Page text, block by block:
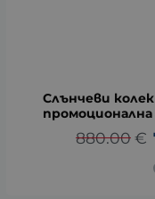
Слънчеви
880.00€